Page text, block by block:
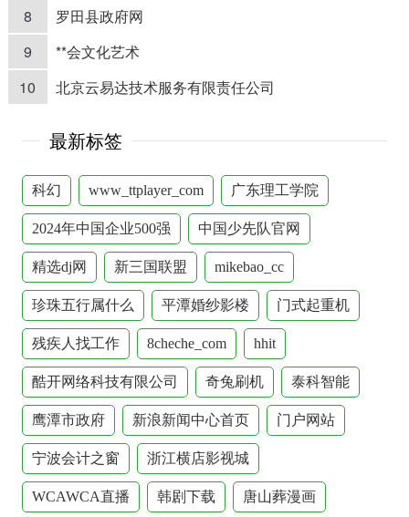
8
罗田县政府网
9
**会文化艺术
10
北京云易达技术服务有限责任公司
最新标签
科幻 www_ttplayer_com 广东理工学院
2024年中国企业500强 中国少先队官网
精选dj网 新三国联盟 mikebao_cc
珍珠五行属什么 平潭婚纱影楼 门式起重机
残疾人找工作 8cheche_com hhit
酷开网络科技有限公司 奇兔刷机 泰科智能
鹰潭市政府 新浪新闻中心首页 门户网站
宁波会计之窗 浙江横店影视城
WCAWCA直播 韩剧下载 唐山葬漫画